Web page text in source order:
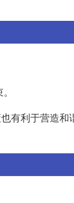
有利于营造和